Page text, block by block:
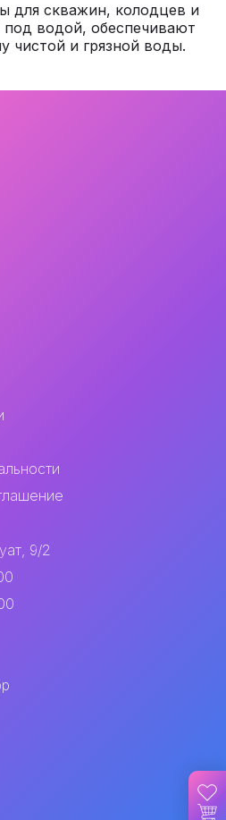
для скважин, колодцев и
водой, обеспечивают
чистой и грязной воды.
9/2